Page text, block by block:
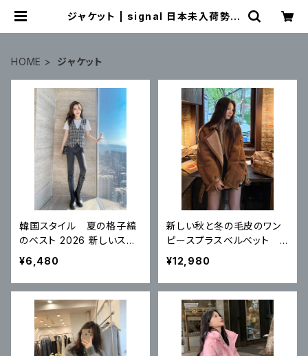
ジャケット | signal 日本未入荷勢揃
HOME ジャケット
韓国スタイル 夏の格子縞
のベスト 2026 新しいスタ
イル
¥6,480
新しい秋と冬の毛皮のワン
ピースプラスベルベット
オートバイジャケット ラム
ウール
¥12,980